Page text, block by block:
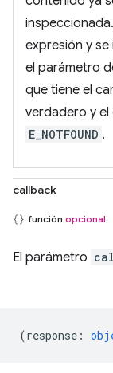
expresión y
el parámetro
que tiene el
verdadero y el
E_NOTFOUND .
callback
función opcional
El parámetro
(response :